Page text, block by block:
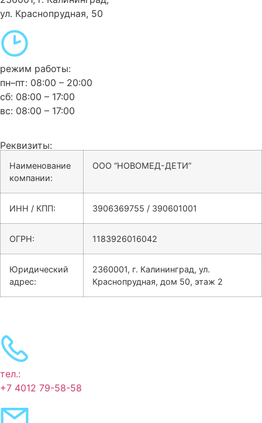
ул. Краснопрудная, 50
режим работы:
пн–пт: 08:00 – 20:00
сб: 08:00 – 17:00
вс: 08:00 – 17:00
Реквизиты:
Наименование
компании:
ООО “НОВОМЕД-ДЕТИ”
ИНН / КПП: 3906369755 / 390601001
ОГРН: 1183926016042
Юридический
адрес:
2360001, г. Калининград, ул.
Краснопрудная, дом 50, этаж 2
тел.:
+7 4012 79-58-58